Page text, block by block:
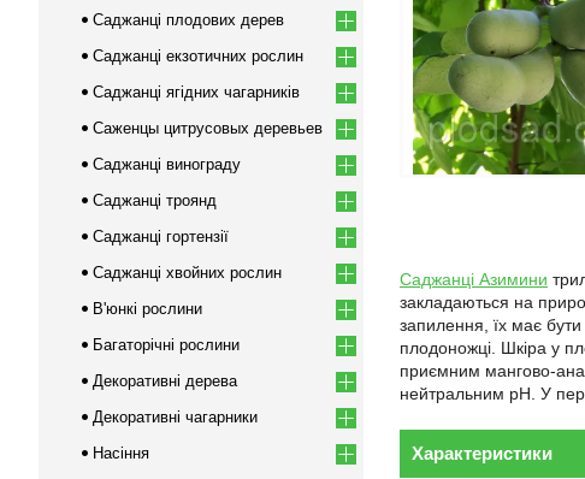
Саджанці Азимини
закладаються на
запилення, їх має
плодоножці. Шкіра у
приємним мангово-
нейтральним pH. У
Характеристики
Саджанці плодових дерев
Саджанці екзотичних рослин
Саджанці ягідних чагарників
Саженцы цитрусовых деревьев
Саджанці винограду
Саджанці троянд
Саджанці гортензії
Саджанці хвойних рослин
В'юнкі рослини
Багаторічні рослини
Декоративні дерева
Декоративні чагарники
Насіння